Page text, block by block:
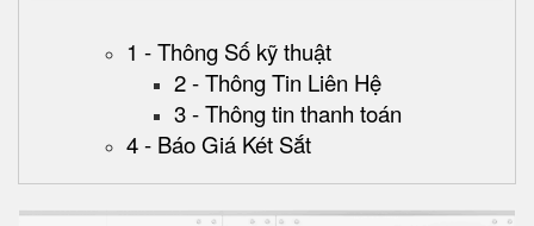
1 - Thông Số kỹ thuật
2 - Thông Tin Liên Hệ
3 - Thông tin thanh toán
4 - Báo Giá Két Sắt